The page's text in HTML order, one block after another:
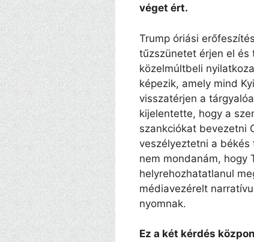
véget ért.
Trump óriási
tűzszünetet érjen el és
közelmúltbeli
képezik, amely mind
visszatérjen a
kijelentette, hogy a
szankciókat bevezetni
veszélyeztetni a békés
nem mondanám, hogy
helyrehozhatatlanul
médiavezérelt
nyomnak.
Ez a két kérdés